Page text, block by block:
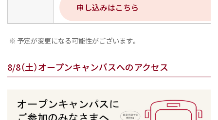
申し込みはこちら
※ 予定が変更になる可能性がございます。
8/8（土）オープンキャンパスへのアクセス